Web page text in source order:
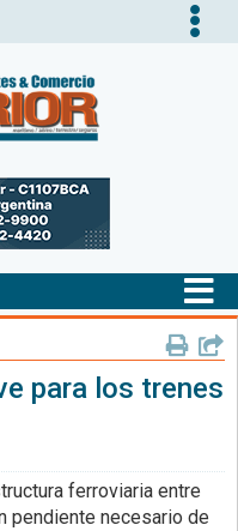
para los trenes
ferroviaria entre
pendiente necesario de